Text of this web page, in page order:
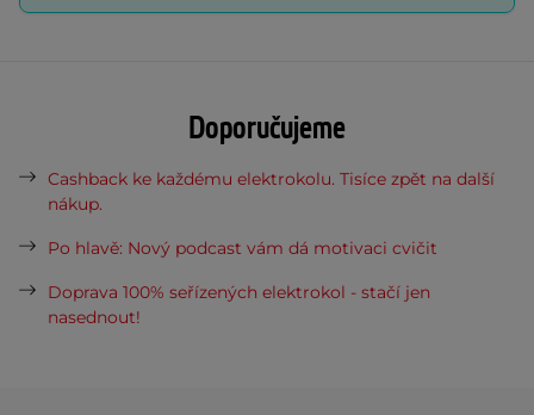
Doporučujeme
Cashback ke každému elektrokolu. Tisíce zpět na další
nákup.
Po hlavě: Nový podcast vám dá motivaci cvičit
Doprava 100% seřízených elektrokol - stačí jen
nasednout!